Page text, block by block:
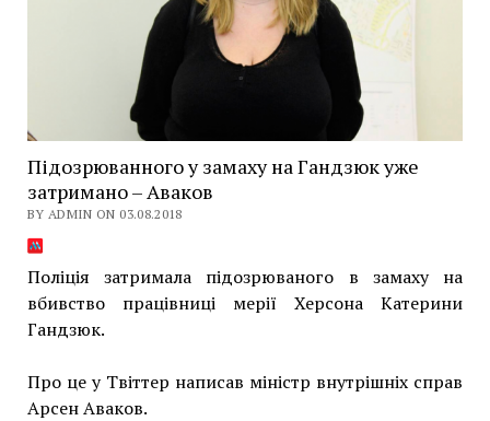
Підозрюванного у замаху на Гандзюк уже
затримано – Аваков
BY ADMIN ON 03.08.2018
Поліція затримала підозрюваного в замаху на
вбивство працівниці мерії Херсона Катерини
Гандзюк.
Про це у Твіттер написав міністр внутрішніх справ
Арсен Аваков.